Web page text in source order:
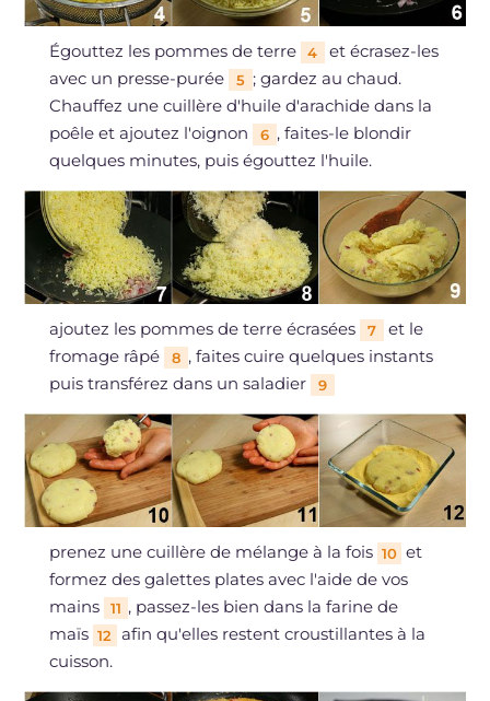
Égouttez les pommes de terre 4
et écrasez-les
avec un presse-purée
5 ; gardez au chaud.
Chauffez une cuillère d'huile d'arachide dans la
poêle et ajoutez l'oignon
6 , faites-le blondir
quelques minutes, puis égouttez l'huile.
ajoutez les pommes de terre écrasées 7
et le
fromage râpé
8 , faites cuire quelques instants
puis transférez dans un saladier
9
prenez une cuillère de mélange à la fois 10 et
formez des galettes plates avec l'aide de vos
mains
11 , passez-les bien dans la farine de
maïs 12
afin qu'elles restent croustillantes à la
cuisson.